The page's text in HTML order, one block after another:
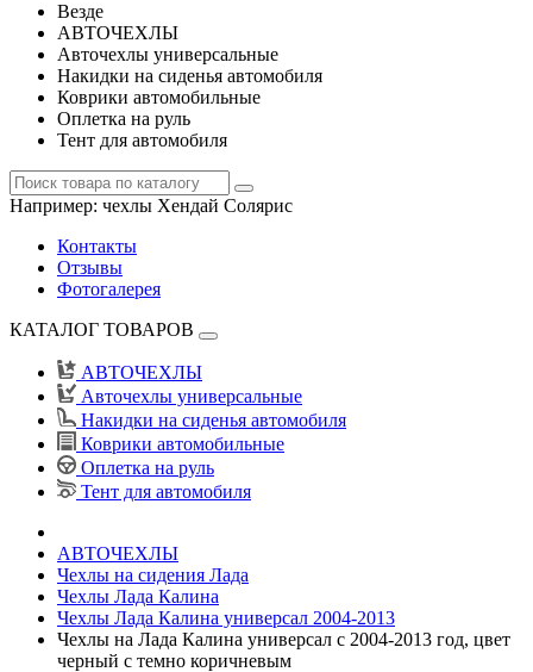
Везде
АВТОЧЕХЛЫ
Авточехлы универсальные
Накидки на сиденья автомобиля
Коврики автомобильные
Оплетка на руль
Тент для автомобиля
Например: чехлы Хендай Солярис
Контакты
Отзывы
Фотогалерея
КАТАЛОГ ТОВАРОВ
АВТОЧЕХЛЫ
Авточехлы универсальные
Накидки на сиденья автомобиля
Коврики автомобильные
Оплетка на руль
Тент для автомобиля
АВТОЧЕХЛЫ
Чехлы на сидения Лада
Чехлы Лада Калина
Чехлы Лада Калина универсал 2004-2013
Чехлы на Лада Калина универсал с 2004-2013 год, цвет
черный с темно коричневым